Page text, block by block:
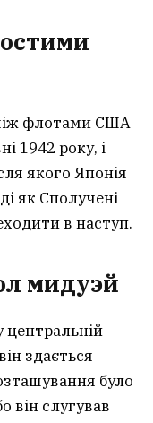
флотами США
1942 року, і
якого Японія
як Сполучені
в наступ.
мидуэй
здається
було
він слугував